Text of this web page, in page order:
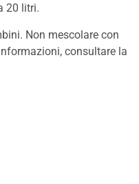
20 litri.
Non mescolare con
consultare la